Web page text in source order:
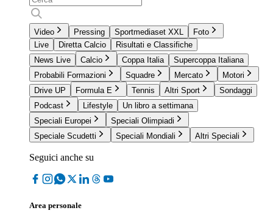
Video Pressing Sportmediaset XXL
Foto
Live
Diretta Calcio
Risultati e Classifiche
News Live
Calcio Coppa Italia
Supercoppa Italiana
Probabili Formazioni
Squadre Mercato
Motori
Drive UP
Formula E Tennis Altri Sport
Sondaggi
Podcast
Lifestyle
Un libro a settimana
Speciali Europei
Speciali Olimpiadi
Speciale Scudetti
Speciali Mondiali Altri Speciali
Seguici anche su
Area personale